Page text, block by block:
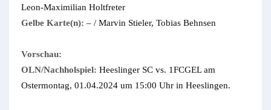
Leon-Maximilian Holtfreter
Gelbe Karte(n): – / Marvin Stieler, Tobias Behnsen
Vorschau:
OLN/Nachholspiel: Heeslinger SC vs. 1FCGEL am
Ostermontag, 01.04.2024 um 15:00 Uhr in Heeslingen.